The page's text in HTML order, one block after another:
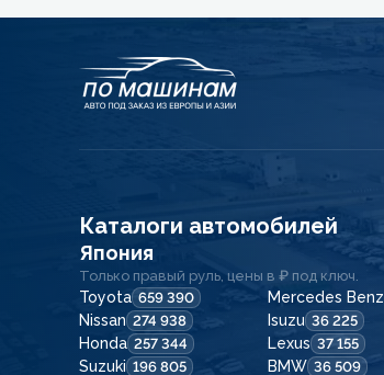
Каталоги автомобилей
Япония
Только правый руль, цены в ₽ под ключ.
Toyota 659 390 Mercedes Benz
Nissan 274 938 Isuzu 36 225
Honda 257 344 Lexus 37 155
Suzuki 196 805 BMW 36 509